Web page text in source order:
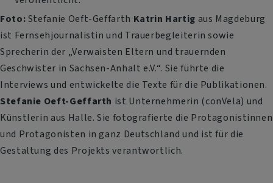
Foto:Stefanie Oeft-Geffarth Katrin Hartig aus Magdeburg
ist Fernsehjournalistin und Trauerbegleiterin sowie
Sprecherin der „Verwaisten Eltern und trauernden
Geschwister in Sachsen-Anhalt e.V.“. Sie führte die
Interviews und entwickelte die Texte für die Publikationen.
Stefanie Oeft-Geffarth ist Unternehmerin (conVela) und
Künstlerin aus Halle. Sie fotografierte die Protagonistinnen
und Protagonisten in ganz Deutschland und ist für die
Gestaltung des Projekts verantwortlich.